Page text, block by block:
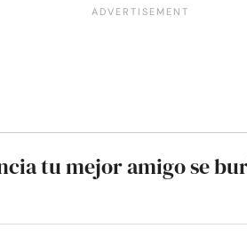
tu mejor amigo se